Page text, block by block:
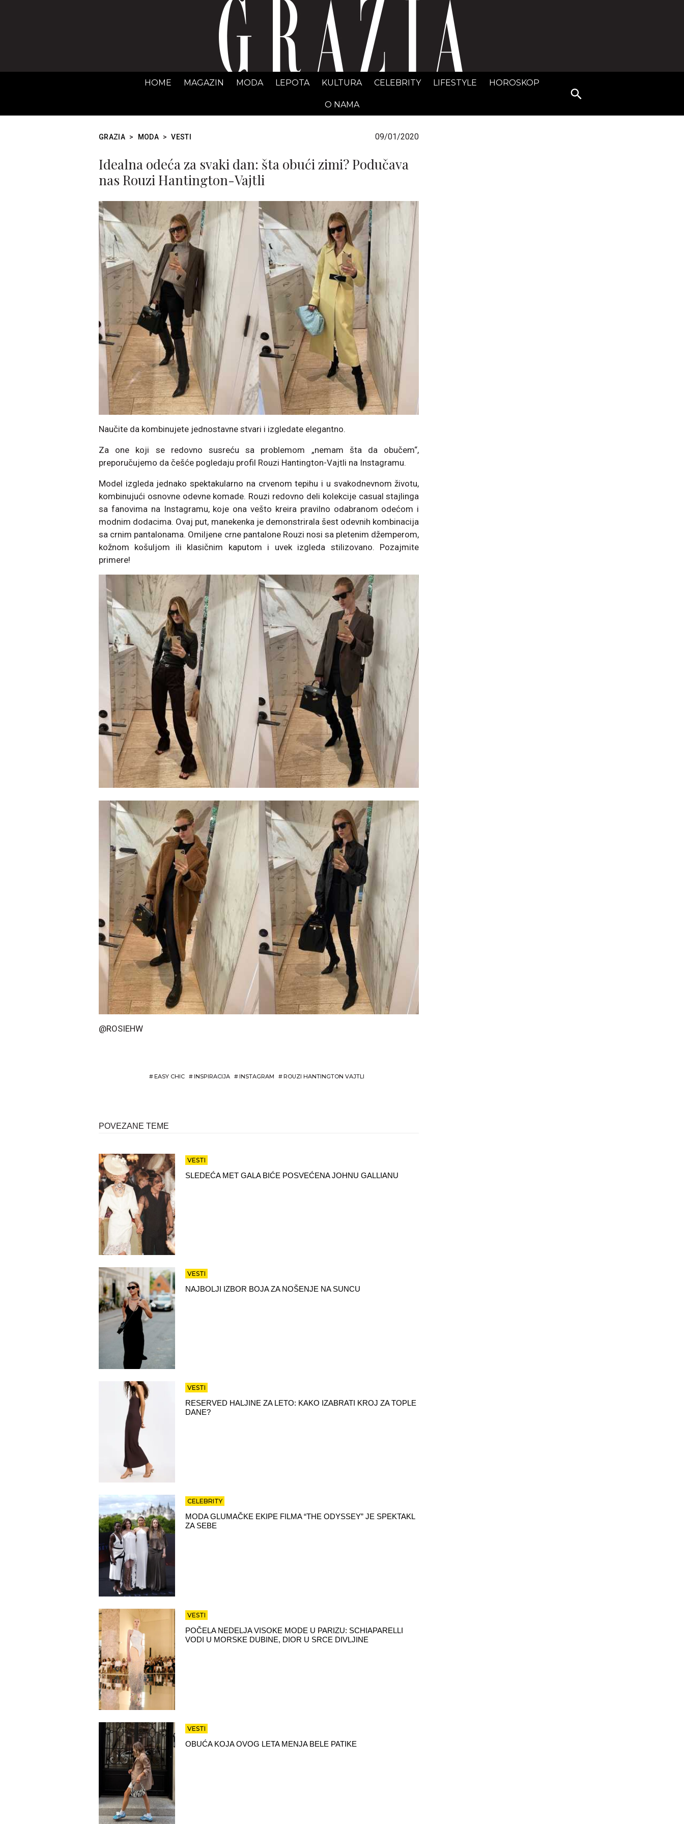
GRAZIA Srbija
HOME MAGAZIN MODA LEPOTA KULTURA CELEBRITY LIFESTYLE HOROSKOP
O NAMA
Search
for:
GRAZIA > MODA > VESTI 09/01/2020
Idealna odeća za svaki dan: šta obući zimi? Podučava
nas Rouzi Hantington-Vajtli
Naučite da kombinujete jednostavne stvari i izgledate elegantno.
Za one koji se redovno susreću sa problemom „nemam šta da obučem“,
preporučujemo da češće pogledaju profil Rouzi Hantington-Vajtli na Instagramu.
Model izgleda jednako spektakularno na crvenom tepihu i u svakodnevnom životu,
kombinujući osnovne odevne komade. Rouzi redovno deli kolekcije casual stajlinga
sa fanovima na Instagramu, koje ona vešto kreira pravilno odabranom odećom i
modnim dodacima. Ovaj put, manekenka je demonstrirala šest odevnih kombinacija
sa crnim pantalonama. Omiljene crne pantalone Rouzi nosi sa pletenim džemperom,
kožnom košuljom ili klasičnim kaputom i uvek izgleda stilizovano. Pozajmite
primere!
@ROSIEHW
#EASY CHIC #INSPIRACIJA #INSTAGRAM #ROUZI HANTINGTON VAJTLI
POVEZANE TEME
VESTI
SLEDEĆA MET GALA BIĆE POSVEĆENA JOHNU GALLIANU
VESTI
NAJBOLJI IZBOR BOJA ZA NOŠENJE NA SUNCU
VESTI
RESERVED HALJINE ZA LETO: KAKO IZABRATI KROJ ZA TOPLE
DANE?
CELEBRITY
MODA GLUMAČKE EKIPE FILMA “THE ODYSSEY” JE SPEKTAKL
ZA SEBE
VESTI
POČELA NEDELJA VISOKE MODE U PARIZU: SCHIAPARELLI
VODI U MORSKE DUBINE, DIOR U SRCE DIVLJINE
VESTI
OBUĆA KOJA OVOG LETA MENJA BELE PATIKE